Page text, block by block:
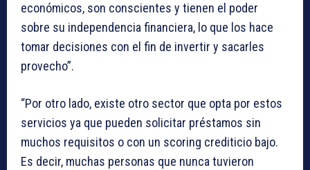
económicos, son conscientes y tienen el poder
sobre su independencia financiera, lo que los hace
tomar decisiones con el fin de invertir y sacarles
provecho”.
“Por otro lado, existe otro sector que opta por estos
servicios ya que pueden solicitar préstamos sin
muchos requisitos o con un scoring crediticio bajo.
Es decir, muchas personas que nunca tuvieron